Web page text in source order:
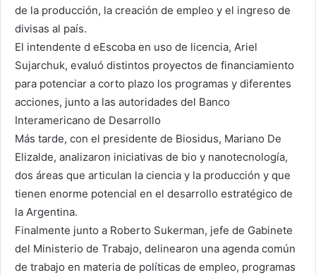
de la producción, la creación de empleo y el ingreso de
divisas al país.
El intendente d eEscoba en uso de licencia, Ariel
Sujarchuk, evaluó distintos proyectos de financiamiento
para potenciar a corto plazo los programas y diferentes
acciones, junto a las autoridades del Banco
Interamericano de Desarrollo
Más tarde, con el presidente de Biosidus, Mariano De
Elizalde, analizaron iniciativas de bio y nanotecnología,
dos áreas que articulan la ciencia y la producción y que
tienen enorme potencial en el desarrollo estratégico de
la Argentina.
Finalmente junto a Roberto Sukerman, jefe de Gabinete
del Ministerio de Trabajo, delinearon una agenda común
de trabajo en materia de políticas de empleo, programas